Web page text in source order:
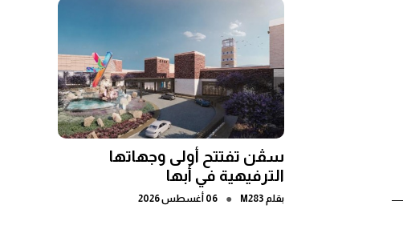
سڤن تفتتح أولى وجهاتها
الترفيهية في أبها
بقلم M283
● 06 أغسطس 2026